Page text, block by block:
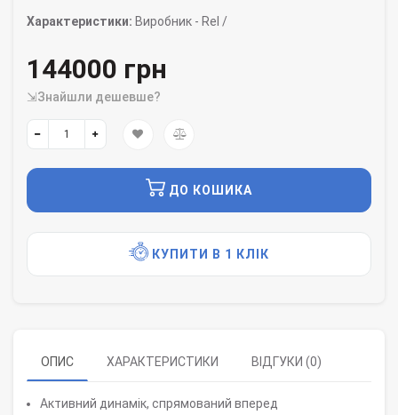
Характеристики: Виробник - Rel /
144000 грн
⇲Знайшли дешевше?
ДО КОШИКА
КУПИТИ В 1 КЛІК
ОПИС ХАРАКТЕРИСТИКИ ВІДГУКИ (0)
Активний динамік, спрямований вперед